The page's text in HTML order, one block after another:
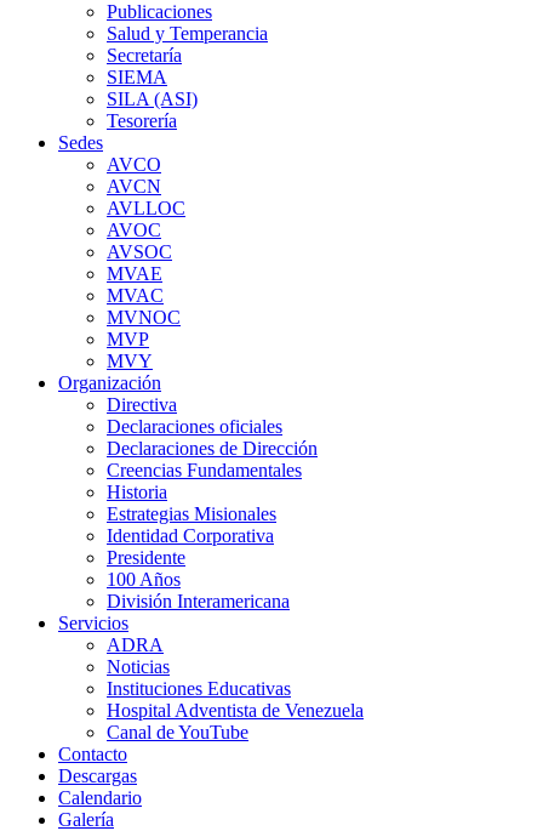
Publicaciones
Salud y Temperancia
Secretaría
SIEMA
SILA (ASI)
Tesorería
Sedes
AVCO
AVCN
AVLLOC
AVOC
AVSOC
MVAE
MVAC
MVNOC
MVP
MVY
Organización
Directiva
Declaraciones oficiales
Declaraciones de Dirección
Creencias Fundamentales
Historia
Estrategias Misionales
Identidad Corporativa
Presidente
100 Años
División Interamericana
Servicios
ADRA
Noticias
Instituciones Educativas
Hospital Adventista de Venezuela
Canal de YouTube
Contacto
Descargas
Calendario
Galería